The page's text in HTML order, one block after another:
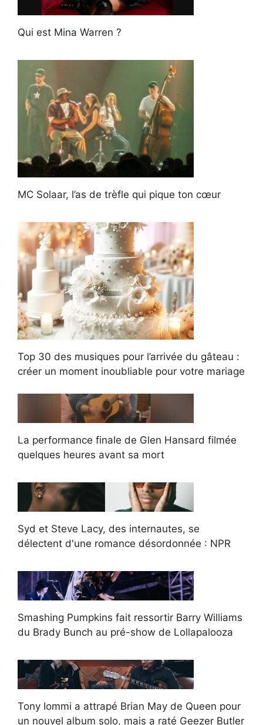
Qui est Mina Warren ?
MC Solaar, l’as de trèfle qui pique ton cœur
Top 30 des musiques pour l’arrivée du gâteau :
créer un moment inoubliable pour votre mariage
La performance finale de Glen Hansard filmée
quelques heures avant sa mort
Syd et Steve Lacy, des internautes, se
délectent d'une romance désordonnée : NPR
Smashing Pumpkins fait ressortir Barry Williams
du Brady Bunch au pré-show de Lollapalooza
Tony Iommi a attrapé Brian May de Queen pour
un nouvel album solo, mais a raté Geezer Butler